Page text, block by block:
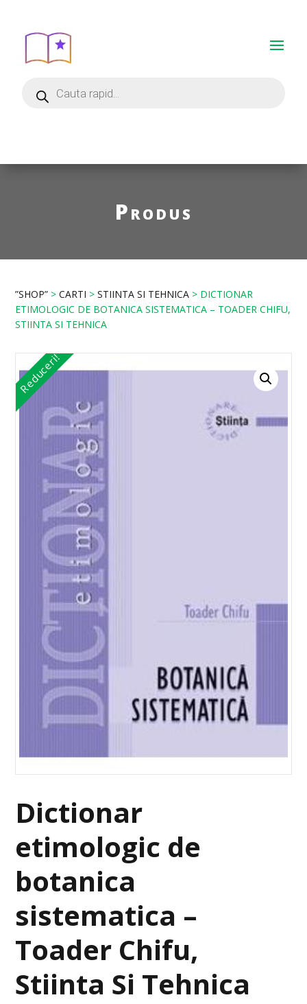
Produs
”SHOP” >CARTI >STIINTA SI TEHNICA > DICTIONAR
ETIMOLOGIC DE BOTANICA SISTEMATICA – TOADER CHIFU,
STIINTA SI TEHNICA
Reduceri!
Dictionar
etimologic de
botanica
sistematica –
Toader Chifu,
Stiinta Si Tehnica